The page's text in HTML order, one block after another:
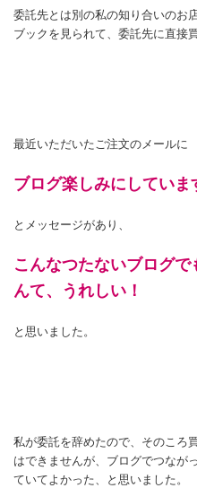
委託先とは別の私の知り合いのお
ブックを見られて、委託先に直接
最近いただいたご注文のメールに
ブログ楽しみにしていま
とメッセージがあり、
こんなつたないブログ
んて、うれしい！
と思いました。
私が委託を辞めたので、そのころ
はできませんが、ブログでつなが
ていてよかった、と思いました。